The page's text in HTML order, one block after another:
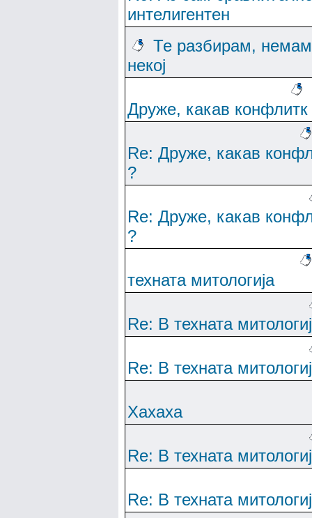
интелигентен
Те разбирам, немам
некој
Друже, какав конфлитк
Re: Друже, какав
?
Re: Друже, какав
?
техната митологија
Re: В техната
Re: В техната
Хахаха
Re: В техната
Re: В техната